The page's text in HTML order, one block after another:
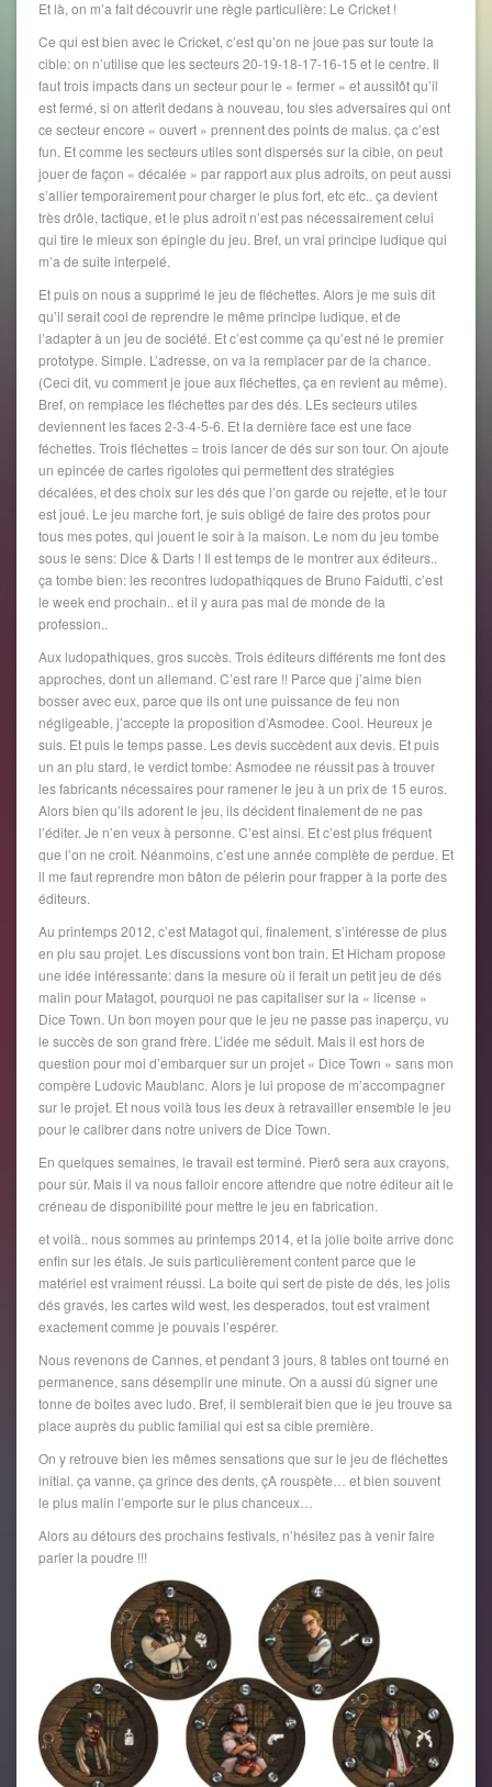
Et là, on m’a fait découvrir une règle particulière: Le Cricket !
Ce qui est bien avec le Cricket, c’est qu’on ne joue pas sur toute la
cible: on n’utilise que les secteurs 20-19-18-17-16-15 et le centre. Il
faut trois impacts dans un secteur pour le « fermer » et aussitôt qu’il
est fermé, si on atterit dedans à nouveau, tou sles adversaires qui ont
ce secteur encore « ouvert » prennent des points de malus. ça c’est
fun. Et comme les secteurs utiles sont dispersés sur la cible, on peut
jouer de façon « décalée » par rapport aux plus adroits, on peut aussi
s’allier temporairement pour charger le plus fort, etc etc.. ça devient
très drôle, tactique, et le plus adroit n’est pas nécessairement celui
qui tire le mieux son épingle du jeu. Bref, un vrai principe ludique qui
m’a de suite interpelé.
Et puis on nous a supprimé le jeu de fléchettes. Alors je me suis dit
qu’il serait cool de reprendre le même principe ludique, et de
l’adapter à un jeu de société. Et c’est comme ça qu’est né le premier
prototype. Simple. L’adresse, on va la remplacer par de la chance.
(Ceci dit, vu comment je joue aux fléchettes, ça en revient au même).
Bref, on remplace les fléchettes par des dés. LEs secteurs utiles
deviennent les faces 2-3-4-5-6. Et la dernière face est une face
féchettes. Trois fléchettes = trois lancer de dés sur son tour. On ajoute
un epincée de cartes rigolotes qui permettent des stratégies
décalées, et des choix sur les dés que l’on garde ou rejette, et le tour
est joué. Le jeu marche fort, je suis obligé de faire des protos pour
tous mes potes, qui jouent le soir à la maison. Le nom du jeu tombe
sous le sens: Dice & Darts ! Il est temps de le montrer aux éditeurs..
ça tombe bien: les recontres ludopathiqques de Bruno Faidutti, c’est
le week end prochain.. et il y aura pas mal de monde de la
profession..
Aux ludopathiques, gros succès. Trois éditeurs différents me font des
approches, dont un allemand. C’est rare !! Parce que j’aime bien
bosser avec eux, parce que ils ont une puissance de feu non
négligeable, j’accepte la proposition d’Asmodee. Cool. Heureux je
suis. Et puis le temps passe. Les devis succèdent aux devis. Et puis
un an plu stard, le verdict tombe: Asmodee ne réussit pas à trouver
les fabricants nécessaires pour ramener le jeu à un prix de 15 euros.
Alors bien qu’ils adorent le jeu, ils décident finalement de ne pas
l’éditer. Je n’en veux à personne. C’est ainsi. Et c’est plus fréquent
que l’on ne croit. Néanmoins, c’est une année complète de perdue. Et
il me faut reprendre mon bâton de pélerin pour frapper à la porte des
éditeurs.
Au printemps 2012, c’est Matagot qui, finalement, s’intéresse de plus
en plu sau projet. Les discussions vont bon train. Et Hicham propose
une idée intéressante: dans la mesure où il ferait un petit jeu de dés
malin pour Matagot, pourquoi ne pas capitaliser sur la « license »
Dice Town. Un bon moyen pour que le jeu ne passe pas inaperçu, vu
le succès de son grand frère. L’idée me séduit. Mais il est hors de
question pour moi d’embarquer sur un projet « Dice Town » sans mon
compère Ludovic Maublanc. Alors je lui propose de m’accompagner
sur le projet. Et nous voilà tous les deux à retravailler ensemble le jeu
pour le calibrer dans notre univers de Dice Town.
En quelques semaines, le travail est terminé. Pierô sera aux crayons,
pour sûr. Mais il va nous falloir encore attendre que notre éditeur ait le
créneau de disponibilité pour mettre le jeu en fabrication.
et voilà.. nous sommes au printemps 2014, et la jolie boite arrive donc
enfin sur les étals. Je suis particulièrement content parce que le
matériel est vraiment réussi. La boite qui sert de piste de dés, les jolis
dés gravés, les cartes wild west, les desperados, tout est vraiment
exactement comme je pouvais l’espérer.
Nous revenons de Cannes, et pendant 3 jours, 8 tables ont tourné en
permanence, sans désemplir une minute. On a aussi dû signer une
tonne de boites avec ludo. Bref, il semblerait bien que le jeu trouve sa
place auprès du public familial qui est sa cible première.
On y retrouve bien les mêmes sensations que sur le jeu de fléchettes
initial. ça vanne, ça grince des dents, çA rouspète… et bien souvent
le plus malin l’emporte sur le plus chanceux…
Alors au détours des prochains festivals, n’hésitez pas à venir faire
parler la poudre !!!